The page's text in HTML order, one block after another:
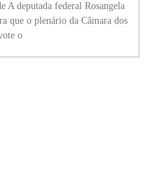
A deputada federal Rosangela
que o plenário da Câmara dos
o